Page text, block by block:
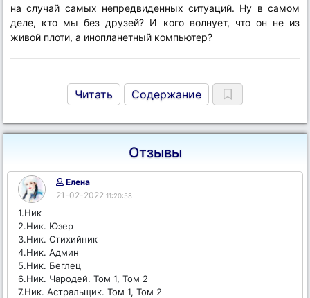
на случай самых непредвиденных ситуаций. Ну в самом
деле, кто мы без друзей? И кого волнует, что он не из
живой плоти, а инопланетный компьютер?
Читать Содержание
Отзывы
Елена
21-02-2022 11:20:58
1.Ник
2.Ник. Юзер
3.Ник. Стихийник
4.Ник. Админ
5.Ник. Беглец
6.Ник. Чародей. Том 1, Том 2
7.Ник. Астральщик. Том 1, Том 2